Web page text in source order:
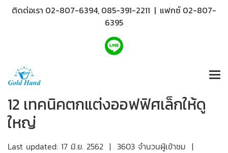
ติดต่อเรา 02-807-6394, 085-391-2211 | แฟกซ์ 02-807-
6395
12 เทคนิคตกแต่งออฟฟิศเล็กให้ดู
ใหญ่
Last updated: 17 มิ.ย. 2562 | 3603 จำนวนผู้เข้าชม |